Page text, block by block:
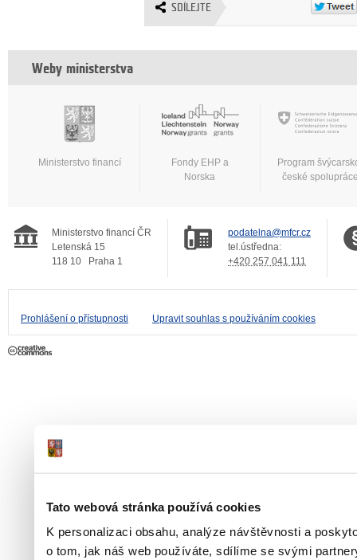
Tato webová stránka používá cookies
K personalizaci obsahu, analýze návštěvnosti a
o tom, jak náš web používáte, sdílíme se svými
SDÍLEJTE
Weby ministerstva
Ministerstvo financí
Fondy EHP a
Norska
Program
české
Ministerstvo financí ČR
Letenská 15
118 10
Praha 1
podatelna@mfcr.cz
tel.ústředna:
+420 257 041 111
Prohlášení o přístupnosti Upravit souhlas s používáním cookies